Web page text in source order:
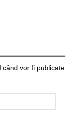
când vor fi publicate